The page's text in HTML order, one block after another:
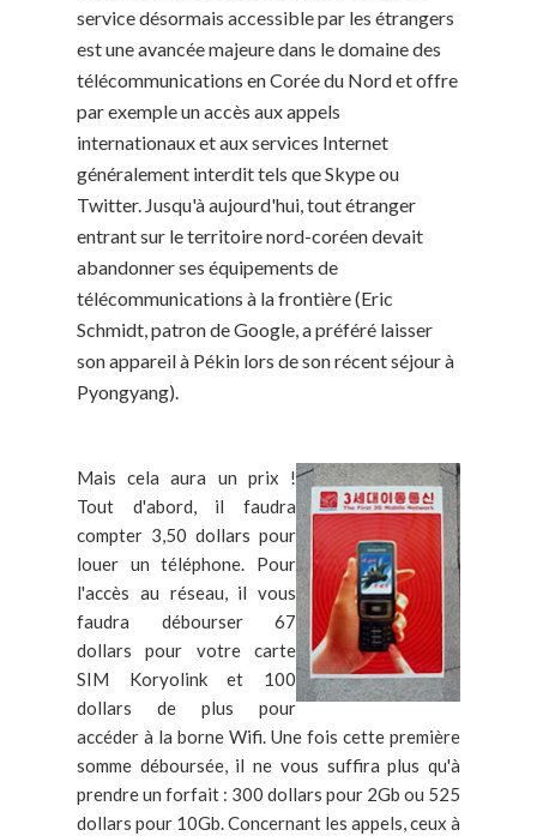
service désormais accessible par les étrangers
est une avancée majeure dans le domaine des
télécommunications en Corée du Nord et offre
par exemple un accès aux appels
internationaux et aux services Internet
généralement interdit tels que Skype ou
Twitter. Jusqu'à aujourd'hui, tout étranger
entrant sur le territoire nord-coréen devait
abandonner ses équipements de
télécommunications à la frontière (Eric
Schmidt, patron de Google, a préféré laisser
son appareil à Pékin lors de son récent séjour à
Pyongyang).
Mais cela aura un prix !
Tout d'abord, il faudra
compter 3,50 dollars pour
louer un téléphone. Pour
l'accès au réseau, il vous
faudra débourser 67
dollars pour votre carte
SIM Koryolink et 100
dollars de plus pour
accéder à la borne Wifi. Une fois cette première
somme déboursée, il ne vous suffira plus qu'à
prendre un forfait : 300 dollars pour 2Gb ou 525
dollars pour 10Gb. Concernant les appels, ceux à